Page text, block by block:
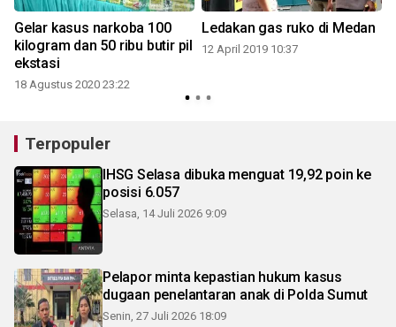
Gelar kasus narkoba 100
kilogram dan 50 ribu butir pil
ekstasi
18 Agustus 2020 23:22
Ledakan gas ruko di Medan
12 April 2019 10:37
Terpopuler
IHSG Selasa dibuka menguat 19,92 poin ke
posisi 6.057
Selasa, 14 Juli 2026 9:09
Pelapor minta kepastian hukum kasus
dugaan penelantaran anak di Polda Sumut
Senin, 27 Juli 2026 18:09